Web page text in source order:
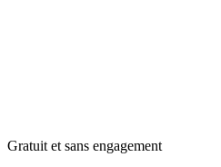
Gratuit et sans engagement